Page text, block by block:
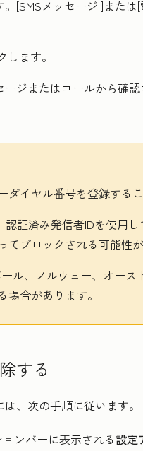
。[SMSメッセージ ]または
します。
ジまたはコールから確
イヤル番号を登録するこ
認証済み発信者IDを使用
ブロックされる可能性が
ル、ノルウェー、オース
合があります。
する
、次の手順に従います。
ンバーに表示される設定